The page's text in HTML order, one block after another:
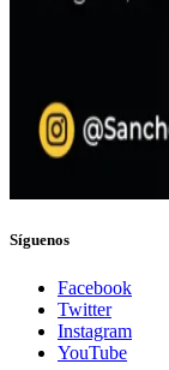
Síguenos
Facebook
Twitter
Instagram
YouTube